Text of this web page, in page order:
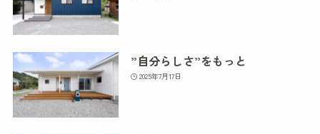
”自分らしさ”をもっと
2025年7月17日